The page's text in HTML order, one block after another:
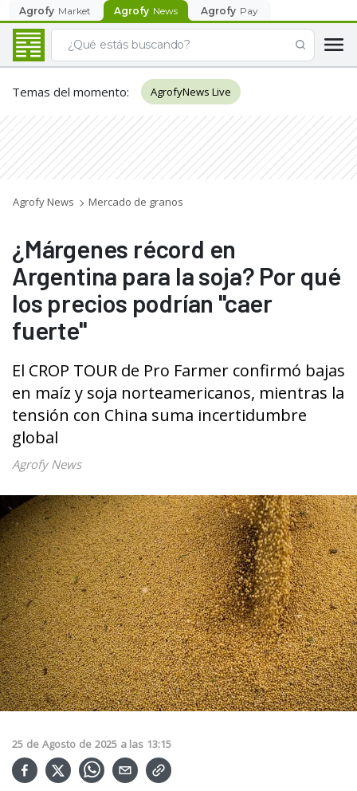
Agrofy Market Agrofy News Agrofy Pay
Temas del momento: AgrofyNews Live
Agrofy News Mercado de granos
¿Márgenes récord en
Argentina para la soja? Por qué
los precios podrían "caer
fuerte"
El CROP TOUR de Pro Farmer confirmó bajas
en maíz y soja norteamericanos, mientras la
tensión con China suma incertidumbre
global
Agrofy News
25 de Agosto de 2025 a las 13:15